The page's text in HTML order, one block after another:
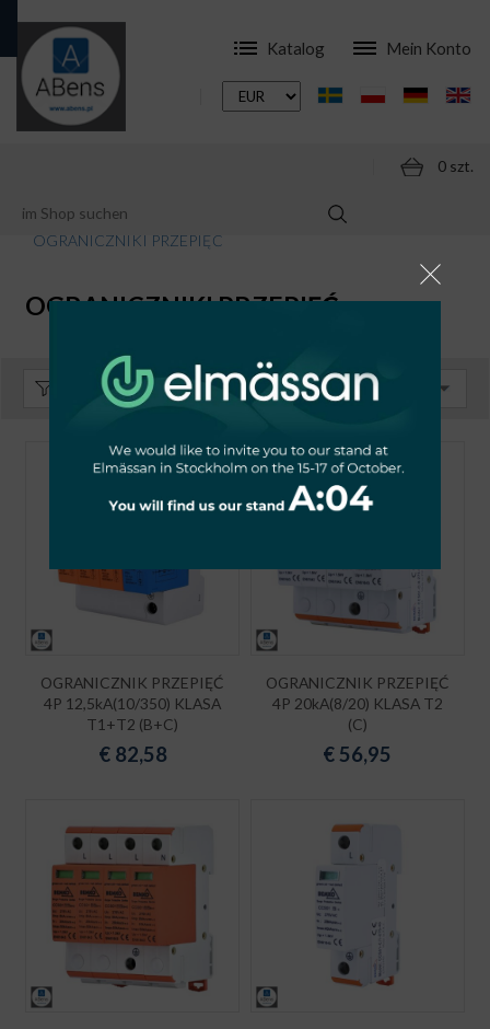
Katalog Mein Konto
0 szt.
ONLINESHOP
APARATURA
OGRANICZNIKI PRZEPIĘĆ
OGRANICZNIKI PRZEPIĘĆ
Sortieren: Standard
OGRANICZNIK PRZEPIĘĆ
4P 12,5kA(10/350) KLASA
T1+T2 (B+C)
€ 82,58
OGRANICZNIK PRZEPIĘĆ
4P 20kA(8/20) KLASA T2
(C)
€56,95